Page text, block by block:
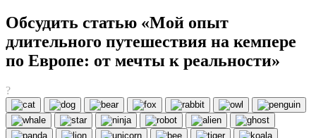
Обсудить статью «Мой опыт
длительного путешествия на кемпере
по Европе: от мечты к реальности»
?